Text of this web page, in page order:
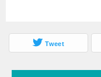
Tweet